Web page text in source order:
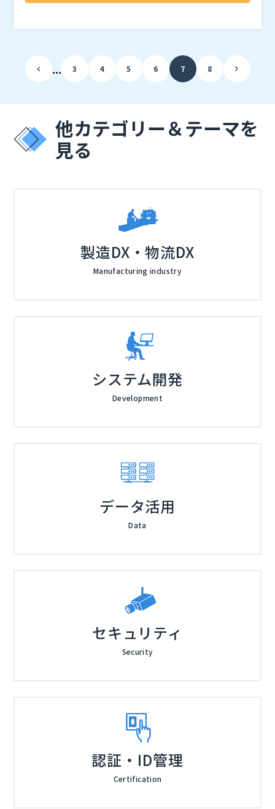
bサイトを構築するためのツールが多いように思いま
す。
しょうか。
また、それぞれどのようなところに適している（又は適
していない）のでしょうか？
また、このような課題や阻害要因を超えて、最初の一歩
を踏み出すためにはどうすればよいのでしょうか。
参加者も交えて議論していきます。シナリオがない対談
グ、サービス マーケティング、開発者向けマーケティ
ングを20年にわたり担当し、製品企画から営業支援、
顧客向けマーケティングなど多岐に渡り活動。 株式会
社ウフルでは、ローコード/ノーコード開発ツール製品
「enebular」の製品マーケティングとDevRelを担当。
ウェビナー（Webセミナー）の集客・運営サービス
「マジセミ」を起業、代表取締役社長。ITやものづくり
関連のウェビナーを年間1,000回運営。 野村総合研究所
ウドID管理サービス「Keyspider」など次々と新規事業
を創出する、50代起業家。
... 3 4 5 6 7 8
他カテゴリー＆テーマを
見る
製造DX・物流DX
Manufacturing industry
システム開発
Development
データ活用
Data
セキュリティ
Security
認証・ID管理
Certification